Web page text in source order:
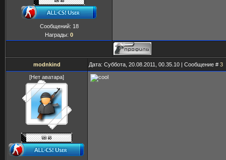
Сообщений: 18
Награды: 0
modnkind Дата: Суббота, 20.08.2011, 00.35.10 | Сообщение # 3
[Нет аватара]